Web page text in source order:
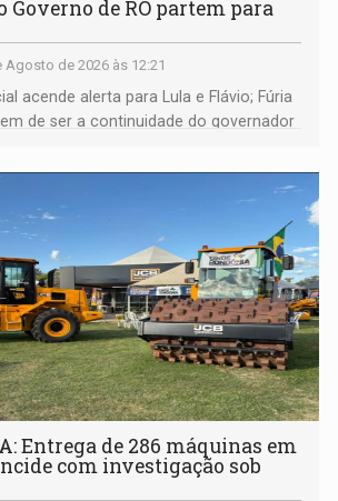
Governo de RO partem para
Agosto de 2026 às 12:21
acende alerta para Lula e Flávio; Fúria
de ser a continuidade do governador
modo eleição; ABAV faz evento em
Entrega de 286 máquinas em
com investigação sob